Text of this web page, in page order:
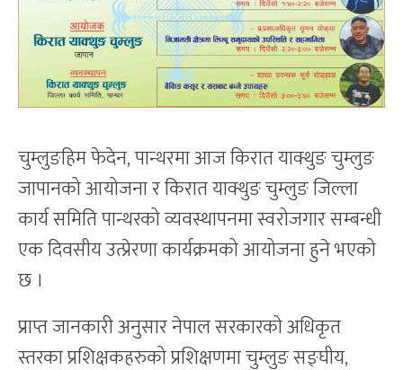
चुम्लुङहिम फेदेन, पान्थरमा आज किरात याक्थुङ चुम्लुङ
जापानको आयोजना र किरात याक्थुङ चुम्लुङ जिल्ला
कार्य समिति पान्थरको व्यवस्थापनमा स्वरोजगार सम्बन्धी
एक दिवसीय उत्प्रेरणा कार्यक्रमको आयोजना हुने भएको
छ ।
प्राप्त जानकारी अनुसार नेपाल सरकारको अधिकृत
स्तरका प्रशिक्षकहरुको प्रशिक्षणमा चुम्लुङ सङ्घीय,